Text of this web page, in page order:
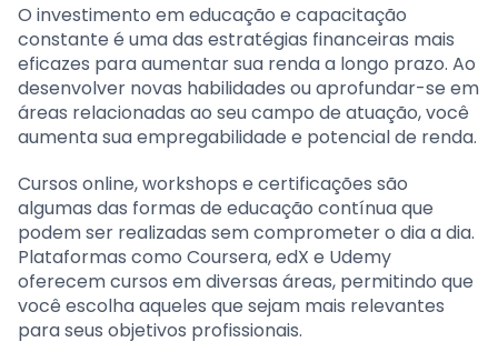
O investimento em educação e capacitação
constante é uma das estratégias financeiras mais
eficazes para aumentar sua renda a longo prazo. Ao
desenvolver novas habilidades ou aprofundar-se em
áreas relacionadas ao seu campo de atuação, você
aumenta sua empregabilidade e potencial de renda.
Cursos online, workshops e certificações são
algumas das formas de educação contínua que
podem ser realizadas sem comprometer o dia a dia.
Plataformas como Coursera, edX e Udemy
oferecem cursos em diversas áreas, permitindo que
você escolha aqueles que sejam mais relevantes
para seus objetivos profissionais.